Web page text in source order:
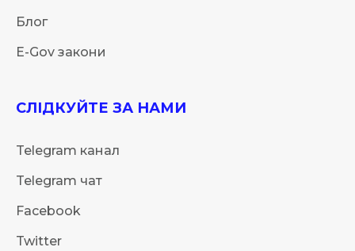
Блог
E-Gov закони
СЛІДКУЙТЕ ЗА НАМИ
Telegram канал
Telegram чат
Facebook
Twitter